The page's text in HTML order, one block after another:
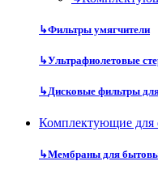
↳Фильтры умягчители
↳Ультрафиолетовые
↳Дисковые фильтры
Комплектующие для
↳Мембраны для